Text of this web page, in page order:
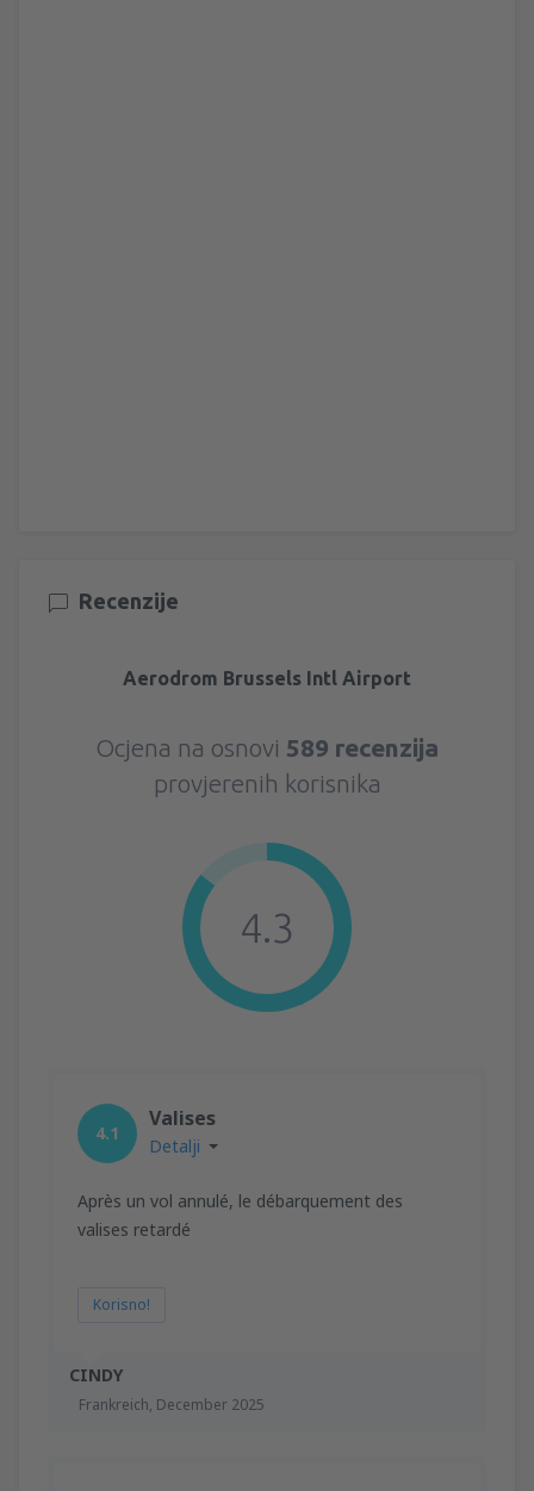
Recenzije
Aerodrom Brussels Intl Airport
Ocjena na osnovi 589 recenzija
provjerenih korisnika
4.3
CINDY
Frankreich, December 2025
4.1
Valises
Detalji
Après un vol annulé, le débarquement des
valises retardé
Korisno!